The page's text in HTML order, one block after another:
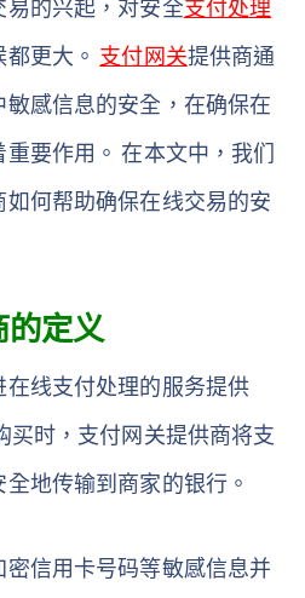
的兴起，对安全支付处理
更大。 支付网关提供商通
感信息的安全，在确保在
要作用。 在本文中，我们
何帮助确保在线交易的安
的定义
线支付处理的服务提供
买时，支付网关提供商将支
地传输到商家的银行。
信用卡号码等敏感信息并